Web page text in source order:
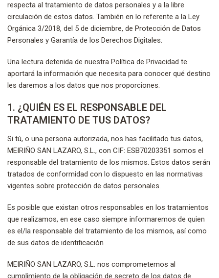
respecta al tratamiento de datos personales y a la libre
circulación de estos datos. También en lo referente a la Ley
Orgánica 3/2018, del 5 de diciembre, de Protección de Datos
Personales y Garantía de los Derechos Digitales.
Una lectura detenida de nuestra Política de Privacidad te
aportará la información que necesita para conocer qué destino
les daremos a los datos que nos proporciones.
1. ¿QUIÉN ES EL RESPONSABLE DEL
TRATAMIENTO DE TUS DATOS?
Si tú, o una persona autorizada, nos has facilitado tus datos,
MEIRIÑO SAN LAZARO, S.L., con CIF: ESB70203351 somos el
responsable del tratamiento de los mismos. Estos datos serán
tratados de conformidad con lo dispuesto en las normativas
vigentes sobre protección de datos personales.
Es posible que existan otros responsables en los tratamientos
que realizamos, en ese caso siempre informaremos de quien
es el/la responsable del tratamiento de los mismos, así como
de sus datos de identificación
MEIRIÑO SAN LAZARO, S.L. nos comprometemos al
cumplimiento de la obligación de secreto de los datos de